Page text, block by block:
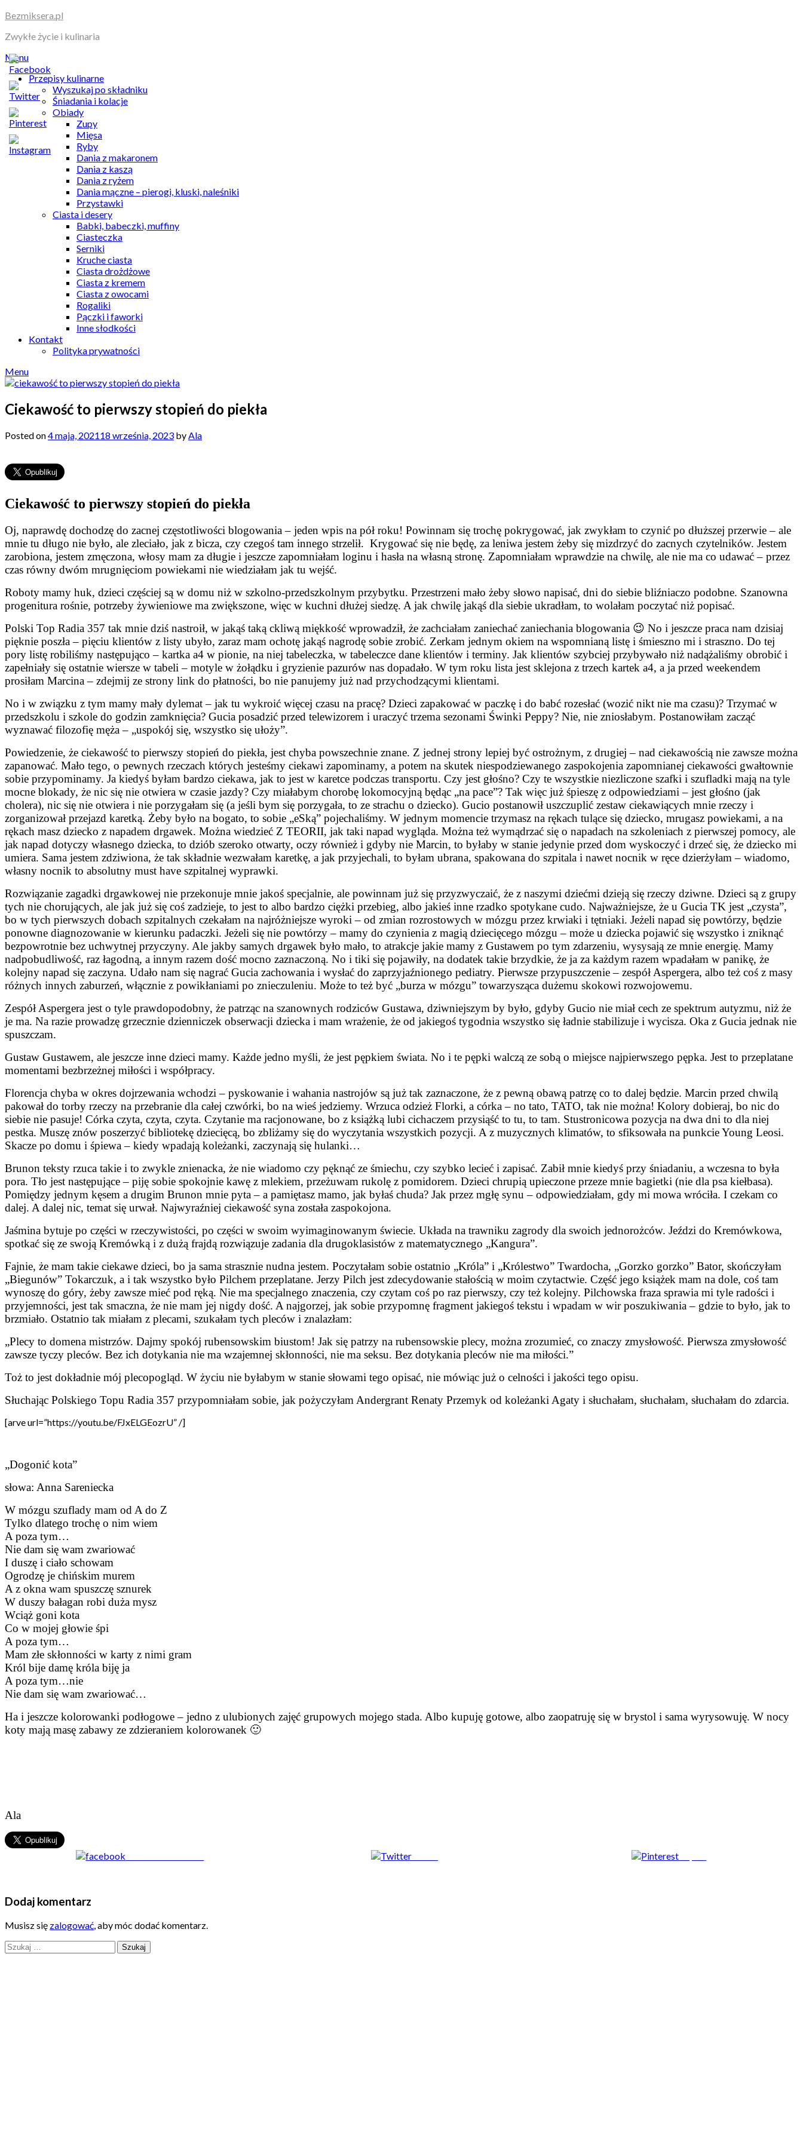
Skip
content
Bezmiksera.pl
Zwykłe życie i kulinaria
Menu
Przepisy kulinarne
Wyszukaj po składniku
Śniadania i kolacje
Obiady
Zupy
Mięsa
Ryby
Dania z makaronem
Dania z kaszą
Dania z ryżem
Dania mączne – pierogi, kluski, naleśniki
Przystawki
Ciasta i desery
Babki, babeczki, muffiny
Ciasteczka
Serniki
Kruche ciasta
Ciasta drożdżowe
Ciasta z kremem
Ciasta z owocami
Rogaliki
Pączki i faworki
Inne słodkości
Kontakt
Polityka prywatności
Menu
Ciekawość to pierwszy stopień do piekła
Posted on4 maja, 202118 września, 2023 byAla
Ciekawość to pierwszy stopień do piekła
Oj, naprawdę dochodzę do zacnej częstotliwości blogowania – jeden wpis na pół roku! Powinnam się trochę pokrygować, jak zwykłam to czynić po dłuższej przerwie – ale
mnie tu długo nie było, ale zleciało, jak z bicza, czy czegoś tam innego strzelił. Krygować się nie będę, za leniwa jestem żeby się mizdrzyć do zacnych czytelników. Jestem
zarobiona, jestem zmęczona, włosy mam za długie i jeszcze zapomniałam loginu i hasła na własną stronę. Zapomniałam wprawdzie na chwilę, ale nie ma co udawać – przez
czas równy dwóm mrugnięciom powiekami nie wiedziałam jak tu wejść.
Roboty mamy huk, dzieci częściej są w domu niż w szkolno-przedszkolnym przybytku. Przestrzeni mało żeby słowo napisać, dni do siebie bliźniaczo podobne. Szanowna
progenitura rośnie, potrzeby żywieniowe ma zwiększone, więc w kuchni dłużej siedzę. A jak chwilę jakąś dla siebie ukradłam, to wolałam poczytać niż popisać.
Polski Top Radia 357 tak mnie dziś nastroił, w jakąś taką ckliwą miękkość wprowadził, że zachciałam zaniechać zaniechania blogowania 😉 No i jeszcze praca nam dzisiaj
pięknie poszła – pięciu klientów z listy ubyło, zaraz mam ochotę jakąś nagrodę sobie zrobić. Zerkam jednym okiem na wspomnianą listę i śmieszno mi i straszno. Do tej
pory listę robiliśmy następująco – kartka a4 w pionie, na niej tabeleczka, w tabeleczce dane klientów i terminy. Jak klientów szybciej przybywało niż nadążaliśmy obrobić i
zapełniały się ostatnie wiersze w tabeli – motyle w żołądku i gryzienie pazurów nas dopadało. W tym roku lista jest sklejona z trzech kartek a4, a ja przed weekendem
prosiłam Marcina – zdejmij ze strony link do płatności, bo nie panujemy już nad przychodzącymi klientami.
No i w związku z tym mamy mały dylemat – jak tu wykroić więcej czasu na pracę? Dzieci zapakować w paczkę i do babć rozesłać (wozić nikt nie ma czasu)? Trzymać w
przedszkolu i szkole do godzin zamknięcia? Gucia posadzić przed telewizorem i uraczyć trzema sezonami Świnki Peppy? Nie, nie zniosłabym. Postanowiłam zacząć
wyznawać filozofię męża – „uspokój się, wszystko się ułoży”.
Powiedzenie, że ciekawość to pierwszy stopień do piekła, jest chyba powszechnie znane. Z jednej strony lepiej być ostrożnym, z drugiej – nad ciekawością nie zawsze można
zapanować. Mało tego, o pewnych rzeczach których jesteśmy ciekawi zapominamy, a potem na skutek niespodziewanego zaspokojenia zapomnianej ciekawości gwałtownie
sobie przypominamy. Ja kiedyś byłam bardzo ciekawa, jak to jest w karetce podczas transportu. Czy jest głośno? Czy te wszystkie niezliczone szafki i szufladki mają na tyle
mocne blokady, że nic się nie otwiera w czasie jazdy? Czy miałabym chorobę lokomocyjną będąc „na pace”? Tak więc już śpieszę z odpowiedziami – jest głośno (jak
cholera), nic się nie otwiera i nie porzygałam się (a jeśli bym się porzygała, to ze strachu o dziecko). Gucio postanowił uszczuplić zestaw ciekawiących mnie rzeczy i
zorganizował przejazd karetką. Żeby było na bogato, to sobie „eSką” pojechaliśmy. W jednym momencie trzymasz na rękach tulące się dziecko, mrugasz powiekami, a na
rękach masz dziecko z napadem drgawek. Można wiedzieć Z TEORII, jak taki napad wygląda. Można też wymądrzać się o napadach na szkoleniach z pierwszej pomocy, ale
jak napad dotyczy własnego dziecka, to dziób szeroko otwarty, oczy również i gdyby nie Marcin, to byłaby w stanie jedynie przed dom wyskoczyć i drzeć się, że dziecko mi
umiera. Sama jestem zdziwiona, że tak składnie wezwałam karetkę, a jak przyjechali, to byłam ubrana, spakowana do szpitala i nawet nocnik w ręce dzierżyłam – wiadomo,
własny nocnik to absolutny must have szpitalnej wyprawki.
Rozwiązanie zagadki drgawkowej nie przekonuje mnie jakoś specjalnie, ale powinnam już się przyzwyczaić, że z naszymi dziećmi dzieją się rzeczy dziwne. Dzieci są z grupy
tych nie chorujących, ale jak już się coś zadzieje, to jest to albo bardzo ciężki przebieg, albo jakieś inne rzadko spotykane cudo. Najważniejsze, że u Gucia TK jest „czysta”,
bo w tych pierwszych dobach szpitalnych czekałam na najróżniejsze wyroki – od zmian rozrostowych w mózgu przez krwiaki i tętniaki. Jeżeli napad się powtórzy, będzie
ponowne diagnozowanie w kierunku padaczki. Jeżeli się nie powtórzy – mamy do czynienia z magią dziecięcego mózgu – może u dziecka pojawić się wszystko i zniknąć
bezpowrotnie bez uchwytnej przyczyny. Ale jakby samych drgawek było mało, to atrakcje jakie mamy z Gustawem po tym zdarzeniu, wysysają ze mnie energię. Mamy
nadpobudliwość, raz łagodną, a innym razem dość mocno zaznaczoną. No i tiki się pojawiły, na dodatek takie brzydkie, że ja za każdym razem wpadałam w panikę, że
kolejny napad się zaczyna. Udało nam się nagrać Gucia zachowania i wysłać do zaprzyjaźnionego pediatry. Pierwsze przypuszczenie – zespół Aspergera, albo też coś z masy
różnych innych zaburzeń, włącznie z powikłaniami po znieczuleniu. Może to też być „burza w mózgu” towarzysząca dużemu skokowi rozwojowemu.
Zespół Aspergera jest o tyle prawdopodobny, że patrząc na szanownych rodziców Gustawa, dziwniejszym by było, gdyby Gucio nie miał cech ze spektrum autyzmu, niż że
je ma. Na razie prowadzę grzecznie dzienniczek obserwacji dziecka i mam wrażenie, że od jakiegoś tygodnia wszystko się ładnie stabilizuje i wycisza. Oka z Gucia jednak nie
spuszczam.
Gustaw Gustawem, ale jeszcze inne dzieci mamy. Każde jedno myśli, że jest pępkiem świata. No i te pępki walczą ze sobą o miejsce najpierwszego pępka. Jest to przeplatane
momentami bezbrzeżnej miłości i współpracy.
Florencja chyba w okres dojrzewania wchodzi – pyskowanie i wahania nastrojów są już tak zaznaczone, że z pewną obawą patrzę co to dalej będzie. Marcin przed chwilą
pakował do torby rzeczy na przebranie dla całej czwórki, bo na wieś jedziemy. Wrzuca odzież Florki, a córka – no tato, TATO, tak nie można! Kolory dobieraj, bo nic do
siebie nie pasuje! Córka czyta, czyta, czyta. Czytanie ma racjonowane, bo z książką lubi cichaczem przysiąść to tu, to tam. Stustronicowa pozycja na dwa dni to dla niej
pestka. Muszę znów poszerzyć bibliotekę dziecięcą, bo zbliżamy się do wyczytania wszystkich pozycji. A z muzycznych klimatów, to sfiksowała na punkcie Young Leosi.
Skacze po domu i śpiewa – kiedy wpadają koleżanki, zaczynają się hulanki…
Brunon teksty rzuca takie i to zwykle znienacka, że nie wiadomo czy pęknąć ze śmiechu, czy szybko lecieć i zapisać. Zabił mnie kiedyś przy śniadaniu, a wczesna to była
pora. Tło jest następujące – piję sobie spokojnie kawę z mlekiem, przeżuwam rukolę z pomidorem. Dzieci chrupią upieczone przeze mnie bagietki (nie dla psa kiełbasa).
Pomiędzy jednym kęsem a drugim Brunon mnie pyta – a pamiętasz mamo, jak byłaś chuda? Jak przez mgłę synu – odpowiedziałam, gdy mi mowa wróciła. I czekam co
dalej. A dalej nic, temat się urwał. Najwyraźniej ciekawość syna została zaspokojona.
Jaśmina bytuje po części w rzeczywistości, po części w swoim wyimaginowanym świecie. Układa na trawniku zagrody dla swoich jednorożców. Jeździ do Kremówkowa,
spotkać się ze swoją Kremówką i z dużą frajdą rozwiązuje zadania dla drugoklasistów z matematycznego „Kangura”.
Fajnie, że mam takie ciekawe dzieci, bo ja sama strasznie nudna jestem. Poczytałam sobie ostatnio „Króla” i „Królestwo” Twardocha, „Gorzko gorzko” Bator, skończyłam
„Biegunów” Tokarczuk, a i tak wszystko było Pilchem przeplatane. Jerzy Pilch jest zdecydowanie stałością w moim czytactwie. Część jego książek mam na dole, coś tam
wynoszę do góry, żeby zawsze mieć pod ręką. Nie ma specjalnego znaczenia, czy czytam coś po raz pierwszy, czy też kolejny. Pilchowska fraza sprawia mi tyle radości i
przyjemności, jest tak smaczna, że nie mam jej nigdy dość. A najgorzej, jak sobie przypomnę fragment jakiegoś tekstu i wpadam w wir poszukiwania – gdzie to było, jak to
brzmiało. Ostatnio tak miałam z plecami, szukałam tych pleców i znalazłam:
„Plecy to domena mistrzów. Dajmy spokój rubensowskim biustom! Jak się patrzy na rubensowskie plecy, można zrozumieć, co znaczy zmysłowość. Pierwsza zmysłowość
zawsze tyczy pleców. Bez ich dotykania nie ma wzajemnej skłonności, nie ma seksu. Bez dotykania pleców nie ma miłości.”
Toż to jest dokładnie mój plecopogląd. W życiu nie byłabym w stanie słowami tego opisać, nie mówiąc już o celności i jakości tego opisu.
Słuchając Polskiego Topu Radia 357 przypomniałam sobie, jak pożyczyłam Andergrant Renaty Przemyk od koleżanki Agaty i słuchałam, słuchałam, słuchałam do zdarcia.
[arve url=”https://youtu.be/FJxELGEozrU” /]
„Dogonić kota”
słowa: Anna Sareniecka
W mózgu szuflady mam od A do Z
Tylko dlatego trochę o nim wiem
A poza tym…
Nie dam się wam zwariować
I duszę i ciało schowam
Ogrodzę je chińskim murem
A z okna wam spuszczę sznurek
W duszy bałagan robi duża mysz
Wciąż goni kota
Co w mojej głowie śpi
A poza tym…
Mam złe skłonności w karty z nimi gram
Król bije damę króla biję ja
A poza tym…nie
Nie dam się wam zwariować…
Ha i jeszcze kolorowanki podłogowe – jedno z ulubionych zajęć grupowych mojego stada. Albo kupuję gotowe, albo zaopatruję się w brystol i sama wyrysowuję. W nocy
koty mają masę zabawy ze zdzieraniem kolorowanek 🙂
Ala
Dodaj komentarz
Musisz się zalogować, aby móc dodać komentarz.
Szukaj: